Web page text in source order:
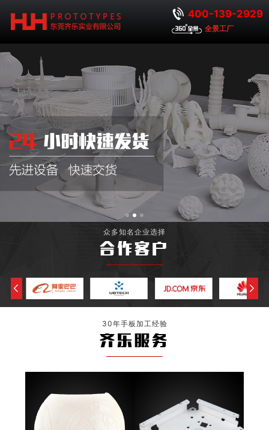
400-139-2929
全景工厂
众多知名企业选择
合作客户
30年手板加工经验
齐乐服务